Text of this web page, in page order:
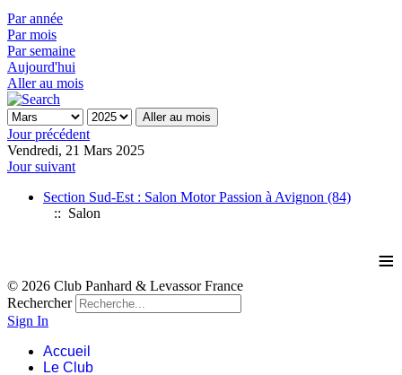
Par année
Par mois
Par semaine
Aujourd'hui
Aller au mois
Aller au mois
Jour précédent
Vendredi, 21 Mars 2025
Jour suivant
Section Sud-Est : Salon Motor Passion à Avignon (84)
:: Salon
≡
© 2026 Club Panhard & Levassor France
Rechercher
Sign In
Accueil
Le Club